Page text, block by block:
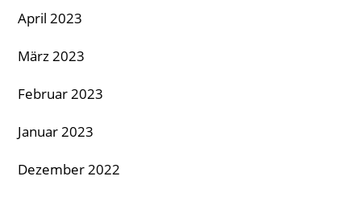
April 2023
März 2023
Februar 2023
Januar 2023
Dezember 2022